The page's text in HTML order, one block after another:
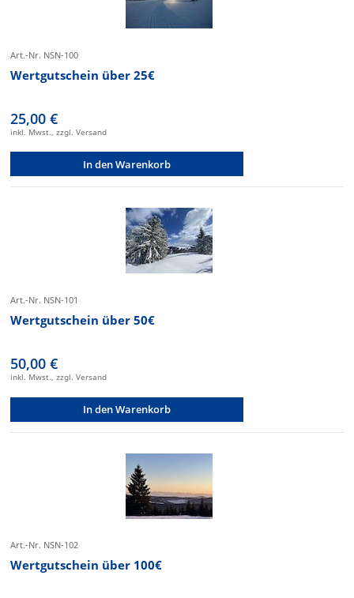
Art.-Nr. NSN-100
Wertgutschein über 25€
25,00 €
inkl. Mwst., zzgl. Versand
In den Warenkorb
Art.-Nr. NSN-101
Wertgutschein über 50€
50,00 €
inkl. Mwst., zzgl. Versand
In den Warenkorb
Art.-Nr. NSN-102
Wertgutschein über 100€